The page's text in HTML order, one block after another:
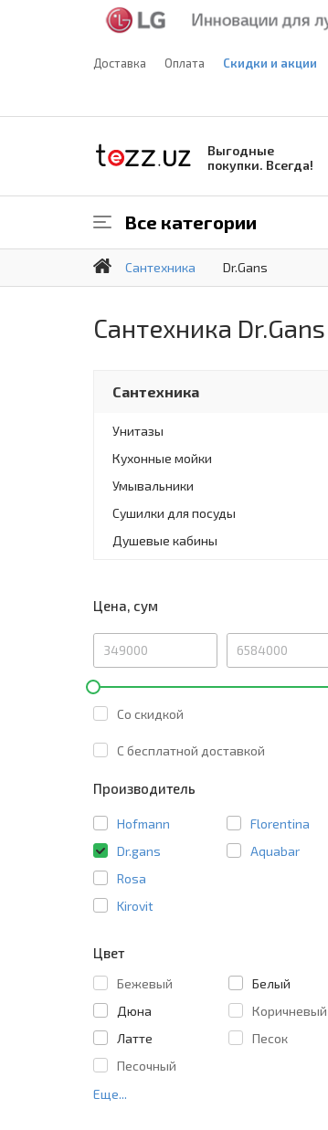
Доставка Оплата Скидки и акции
Выгодные
покупки. Всегда!
Все категории
Сантехника Dr.Gans
Сантехника Dr.Gans
Сантехника
Унитазы
Кухонные мойки
Умывальники
Сушилки для посуды
Душевые кабины
Цена, сум
Со скидкой
C бесплатной доставкой
Производитель
Hofmann
Florentina
Dr.gans
Aquabar
Rosa
Kirovit
Цвет
Бежевый
Белый
Дюна
Коричневый
Латте
Песок
Песочный
Еще...